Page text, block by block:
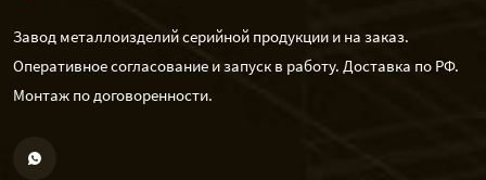
Завод металлоизделий серийной продукции и на заказ.
Оперативное согласование и запуск в работу. Доставка по РФ.
Монтаж по договоренности.